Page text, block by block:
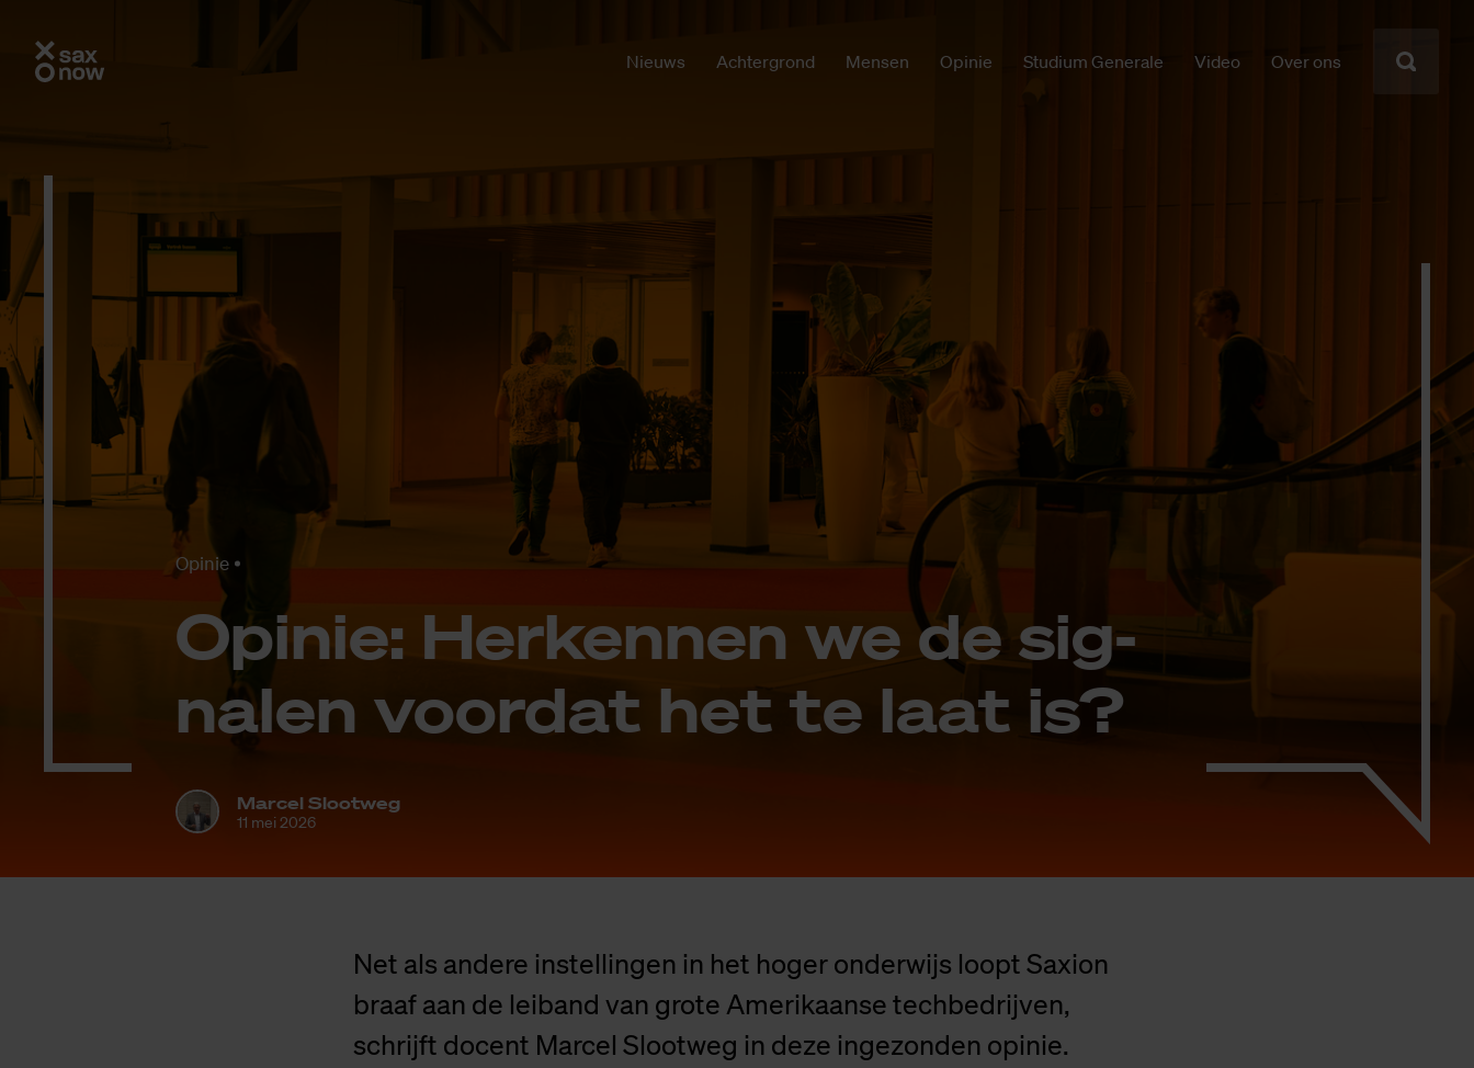
Nieuws Achtergrond Mensen Opinie Studium Generale Video Over ons
Opinie
Opi­nie: Her­ken­nen we de sig­
na­len voor­dat het te laat is?
Marcel Slootweg
11 mei 2026
Net als andere instellingen in het hoger onderwijs loopt Saxion
braaf aan de leiband van grote Amerikaanse techbedrijven,
schrijft docent Marcel Slootweg in deze ingezonden opinie.